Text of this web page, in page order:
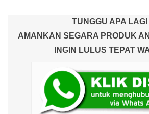
TUNGGU APA LAGI
AMANKAN SEGARA PRODUK
INGIN LULUS TEPAT